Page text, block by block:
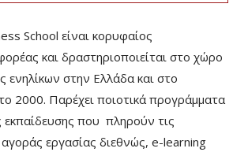
School είναι κορυφαίος
και δραστηριοποιείται στο χώρο
ενηλίκων στην Ελλάδα και στο
2000. Παρέχει ποιοτικά προγράμματα
εκπαίδευσης που πληρούν τις
αγοράς εργασίας διεθνώς, e-learning